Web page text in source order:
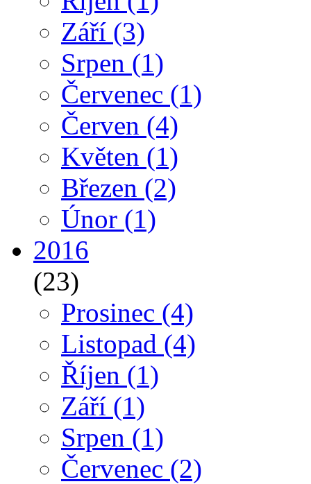
Září (3)
Srpen (1)
Červenec (1)
Červen (4)
Květen (1)
Březen (2)
Únor (1)
2016
(23)
Prosinec (4)
Listopad (4)
Říjen (1)
Září (1)
Srpen (1)
Červenec (2)